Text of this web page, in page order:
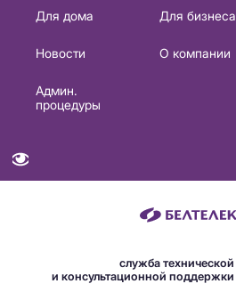
Основная
навигация
Для дома Для бизнеса
Новости
О компании
Админ.
процедуры
служба технической
и консультационной поддержки